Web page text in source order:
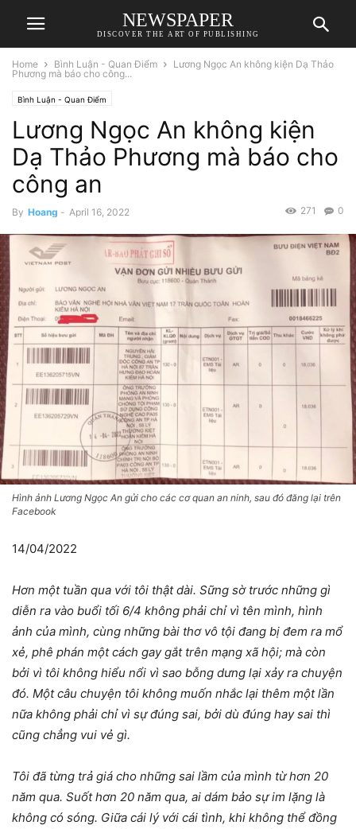
NEWSPAPER
DISCOVER THE ART OF PUBLISHING
Home Bình Luận - Quan Điểm
Lương Ngọc An không kiện Dạ Thảo
Phương mà báo cho công...
Bình Luận - Quan Điểm
Lương Ngọc An không kiện
Dạ Thảo Phương mà báo cho
công an
By Hoang - April 16, 2022 0
271
Hình ảnh Lương Ngọc An gửi cho các cơ quan an ninh, sau đó đăng lại trên
Facebook
14/04/2022
Hơn một tuần qua với tôi thật dài. Sững sờ trước những gì
diễn ra vào buổi tối 6/4 không phải chỉ vì tên mình, hình
ảnh của mình, cùng những bài thơ vô tội đang bị đem ra mổ
xẻ, phê phán một cách gay gắt trên mạng xã hội; mà còn
bởi vì tôi không hiểu nổi vì sao bỗng dưng lại xảy ra chuyện
đó. Một câu chuyện tôi không muốn nhắc lại thêm một lần
nữa không phải chỉ vì sự đúng sai, bởi dù đúng hay sai thì
cũng chẳng vui vẻ gì.
Tôi đã từng trả giá cho những sai lầm của mình từ hơn 20
năm qua. Suốt hơn 20 năm qua, ai dám bảo sự im lặng là
không có sóng. Giữa cái lý với cái tình, khi không thể đồng